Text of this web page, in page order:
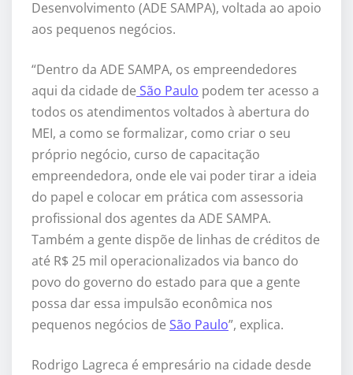
Desenvolvimento (ADE SAMPA), voltada ao apoio
aos pequenos negócios.
“Dentro da ADE SAMPA, os empreendedores
aqui da cidade de São Paulo podem ter acesso a
todos os atendimentos voltados à abertura do
MEI, a como se formalizar, como criar o seu
próprio negócio, curso de capacitação
empreendedora, onde ele vai poder tirar a ideia
do papel e colocar em prática com assessoria
profissional dos agentes da ADE SAMPA.
Também a gente dispõe de linhas de créditos de
até R$ 25 mil operacionalizados via banco do
povo do governo do estado para que a gente
possa dar essa impulsão econômica nos
pequenos negócios de São Paulo”, explica.
Rodrigo Lagreca é empresário na cidade desde